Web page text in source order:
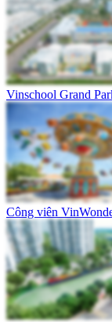
Vinschool Grand
Công viên